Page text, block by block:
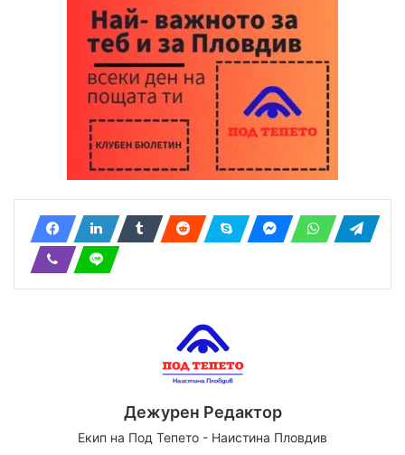
Дежурен Редактор
Екип на Под Тепето - Наистина Пловдив